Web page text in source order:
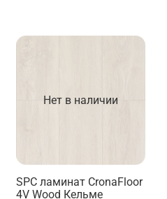
Нет в наличии
SPC ламинат CronaFloor
4V Wood Кельме